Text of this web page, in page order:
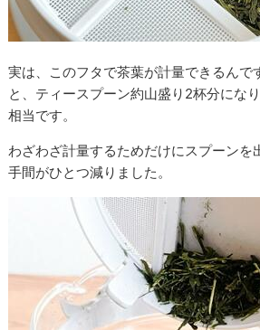
実は、このフタで茶葉が計量できるんで
と、ティースプーン約山盛り2杯分にな
相当です。
わざわざ計量するためだけにスプーンを
手間がひとつ減りました。